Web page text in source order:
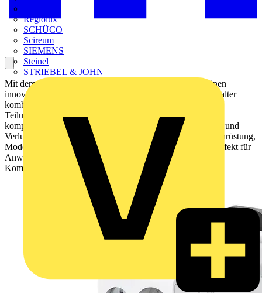
Regiolux
SCHÜCO
Scireum
SIEMENS
Steinel
STRIEBEL & JOHN
Mit dem neuen FI/LS DS301C T Traction bietet ABB einen
innovativen Schutz für Schienenfahrzeuge. Der FI/LS-Schalter
kombiniert Leitungs- und Personenschutz in nur einer
Teilungseinheit und spart so bis zu 50 Prozent Platz. Seine
kompakte Bauweise und die reduzierte Wärmeentwicklung und
Verlustleistung machen ihn zur idealen Lösung für die Nachrüstung,
Modernisierung und Erweiterung bestehender Anlagen. Perfekt für
Anwendungen, bei denen jeder Millimeter zählt – ohne
Kompromisse bei Sicherheit und Leistung.